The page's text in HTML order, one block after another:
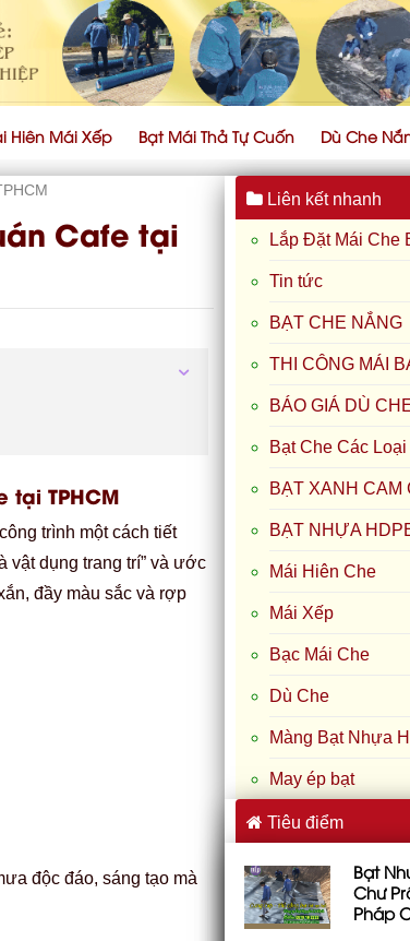
Hiên Mái Xếp Bạt Mái Thả Tự Cuốn Dù Che
Cafe tại
tại TPHCM
trình một cách tiết
vật dụng trang trí” và ước
đầy màu sắc và rợp
độc đáo, sáng tạo mà
Liên kết nhanh
Lắp Đặt Mái Che
Tin tức
BẠT CHE NẮNG
THI CÔNG MÁI
BÁO GIÁ DÙ
Bạt Che Các Loại
BẠT XANH CAM
BẠT NHỰA
Mái Hiên Che
Mái Xếp
Bạc Mái Che
Dù Che
Màng Bạt Nhựa
May ép bạt
Tiêu điểm
Bạt
Chư
Pháp